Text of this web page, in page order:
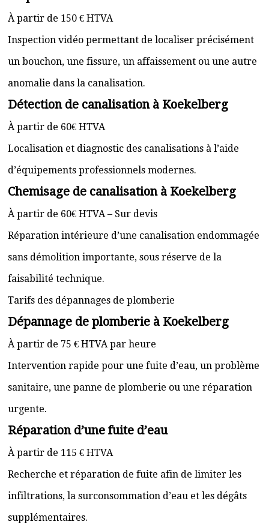
À partir de 150 € HTVA
Inspection vidéo permettant de localiser précisément
un bouchon, une fissure, un affaissement ou une autre
anomalie dans la canalisation.
Détection de canalisation à Koekelberg
À partir de 60€ HTVA
Localisation et diagnostic des canalisations à l’aide
d’équipements professionnels modernes.
Chemisage de canalisation à Koekelberg
À partir de 60€ HTVA – Sur devis
Réparation intérieure d’une canalisation endommagée
sans démolition importante, sous réserve de la
faisabilité technique.
Tarifs des dépannages de plomberie
Dépannage de plomberie à Koekelberg
À partir de 75 € HTVA par heure
Intervention rapide pour une fuite d’eau, un problème
sanitaire, une panne de plomberie ou une réparation
urgente.
Réparation d’une fuite d’eau
À partir de 115 € HTVA
Recherche et réparation de fuite afin de limiter les
infiltrations, la surconsommation d’eau et les dégâts
supplémentaires.